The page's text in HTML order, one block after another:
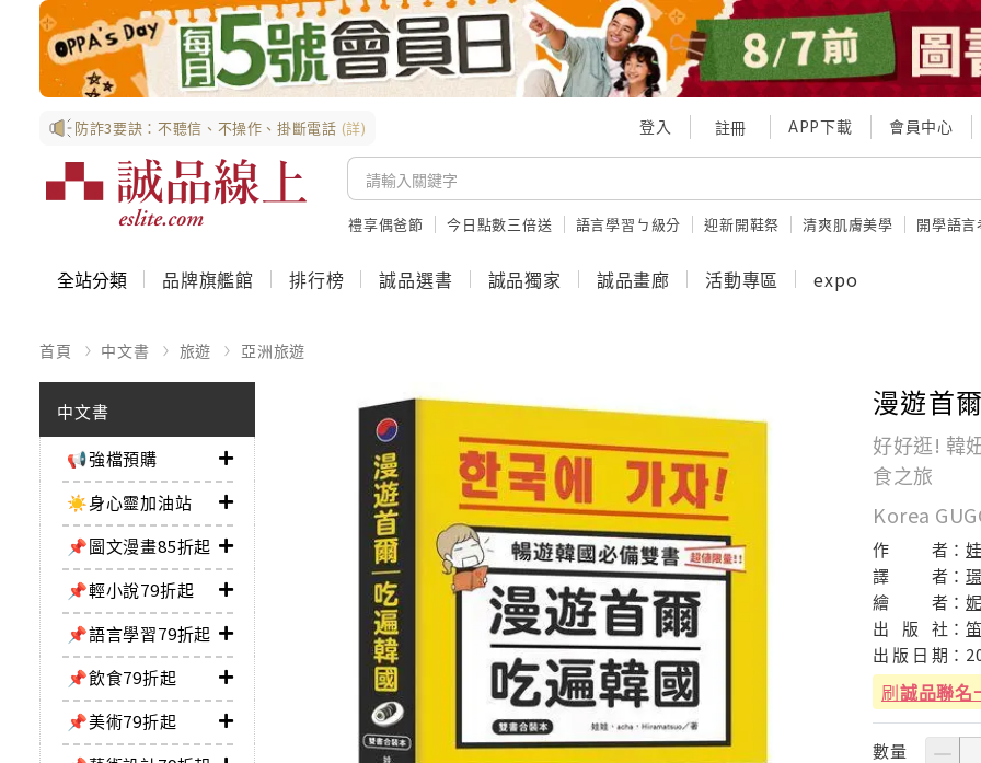
防詐3要訣：不聽信、不操作、掛斷電話 (詳) 登入 註冊 APP下載 會員中心
禮享偶爸節 今日點數三倍送 語言學習ㄅ級分 迎新開鞋祭 清爽肌膚美學 開學語
全站分類 品牌旗艦館 排行榜 誠品選書 誠品獨家 誠品畫廊 活動專區 expo
首頁 中文書 旅遊 亞洲旅遊
中文書
📢強檔預購
☀️身心靈加油站
📌圖文漫畫85折起
📌輕小說79折起
📌語言學習79折起
📌飲食79折起
📌美術79折起
漫遊首
好好逛! 韓
食之旅
Korea
作 者：
譯
者：
繪
者：
出
版 社：
出 版 日 期：
刷誠品聯名
數量